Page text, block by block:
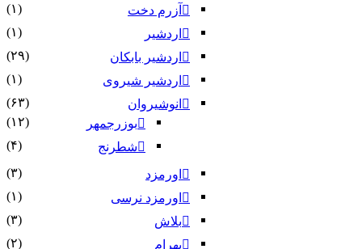
آزرم دخت
(۱)
اردشیر
(۱)
اردشیر بابکان
(۲۹)
اردشیر شیروی
(۱)
انوشیروان
(۶۳)
بوزرجمهر
(۱۲)
شطرنج
(۴)
اورمزد
(۳)
اورمزد نرسى‏
(۱)
بلاش
(۳)
بهرام
(۲)